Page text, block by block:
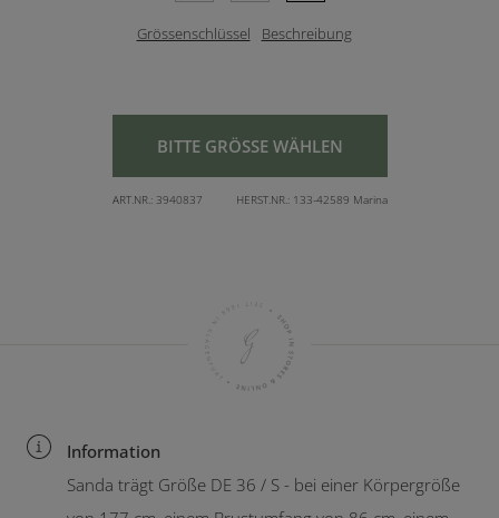
Grössenschlüssel Beschreibung
BITTE GRÖSSE WÄHLEN
ART.NR.: 3940837 HERST.NR.: 133-42589 Marina
Information
Sanda trägt Größe DE 36 / S - bei einer Körpergröße